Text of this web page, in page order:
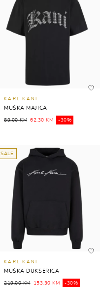
KARL KANI
MUŠKA MAJICA
89,00 KM 62,30 KM -30%
SALE
KARL KANI
MUŠKA DUKSERICA
219,00 KM 153,30 KM -30%